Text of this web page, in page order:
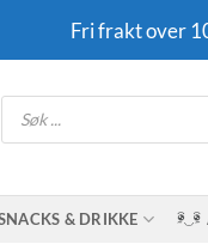
Fri frakt over
Products
search
& DRIKKE